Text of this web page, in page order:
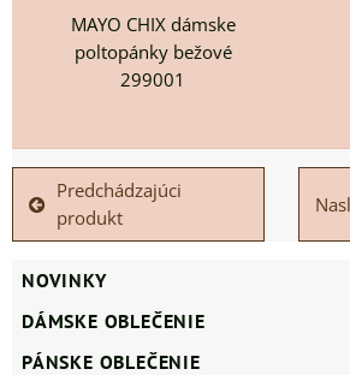
MAYO CHIX dámske
poltopánky bežové
299001
Predchádzajúci
produkt
NOVINKY
DÁMSKE OBLEČENIE
PÁNSKE OBLEČENIE